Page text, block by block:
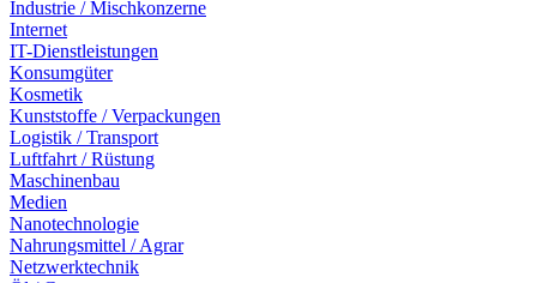
Industrie / Mischkonzerne
Internet
IT-Dienstleistungen
Konsumgüter
Kosmetik
Kunststoffe / Verpackungen
Logistik / Transport
Luftfahrt / Rüstung
Maschinenbau
Medien
Nanotechnologie
Nahrungsmittel / Agrar
Netzwerktechnik